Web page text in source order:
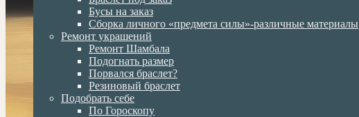
Бусы на заказ
Сборка личного «предмета силы»-различные материалы
Ремонт украшений
Ремонт Шамбала
Подогнать размер
Порвался браслет?
Резиновый браслет
Подобрать себе
По Гороскопу